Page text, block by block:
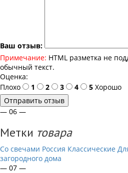
Ваш отзыв:
Примечание: HTML разметка не
обычный текст.
Оценка:
Плохо
1 2 3 4 5 Хорошо
Отправить отзыв
— 06 —
Метки товара
Со свечами Россия Классические
загородного дома
— 07 —